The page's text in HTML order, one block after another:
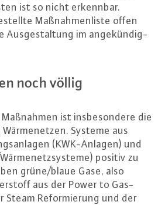
ist so nicht erkennbar.
Maß­nah­men­lis­te offen
Aus­ge­stal­tung im an­ge­kün­dig­
noch völlig
ist ins­be­son­de­re die
Systeme aus
(KWK-An­la­gen) und
positiv zu
grüne/blaue Gase, also
aus der Power to Gas-
Steam Re­for­mie­rung und der